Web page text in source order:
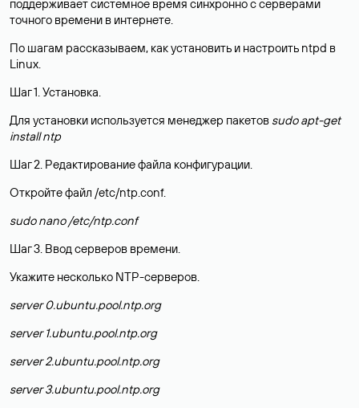
поддерживает системное время синхронно с серверами
точного времени в интернете.
По шагам рассказываем, как установить и настроить ntpd в
Linux.
Шаг 1. Установка.
Для установки используется менеджер пакетов sudo apt-get
install ntp
Шаг 2. Редактирование файла конфигурации.
Откройте файл /etc/ntp.conf.
sudo nano /etc/ntp.conf
Шаг 3. Ввод серверов времени.
Укажите несколько NTP-серверов.
server 0.ubuntu.pool.ntp.org
server 1.ubuntu.pool.ntp.org
server 2.ubuntu.pool.ntp.org
server 3.ubuntu.pool.ntp.org